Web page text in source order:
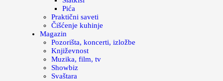
Pića
Praktični saveti
Čišćenje kuhinje
Magazin
Pozorišta, koncerti, izložbe
Književnost
Muzika, film, tv
Showbiz
Svaštara